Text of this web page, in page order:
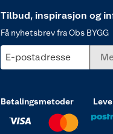
Tilbud, inspirasjon og
Få nyhetsbrev fra Obs BYGG
E-postadresse
Betalingsmetoder